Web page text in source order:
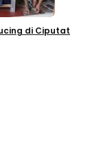
di Ciputat